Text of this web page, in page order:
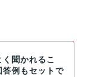
聞かれるこ
答例もセットで